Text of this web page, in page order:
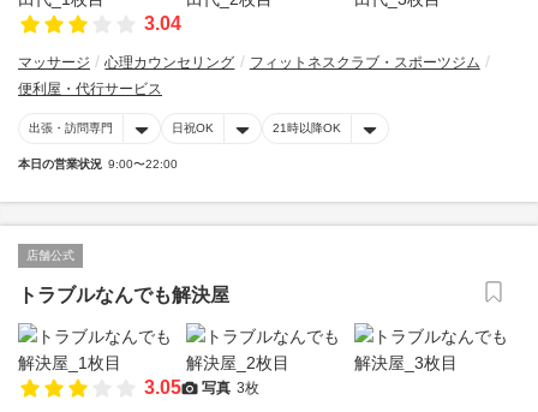
3.04
マッサージ 心理カウンセリング
フィットネスクラブ・スポーツジム
便利屋・代行サービス
出張・訪問専門 日祝OK 21時以降OK
本日の営業状況 9:00〜22:00
店舗公式
トラブルなんでも解決屋
3.05 写真 3枚